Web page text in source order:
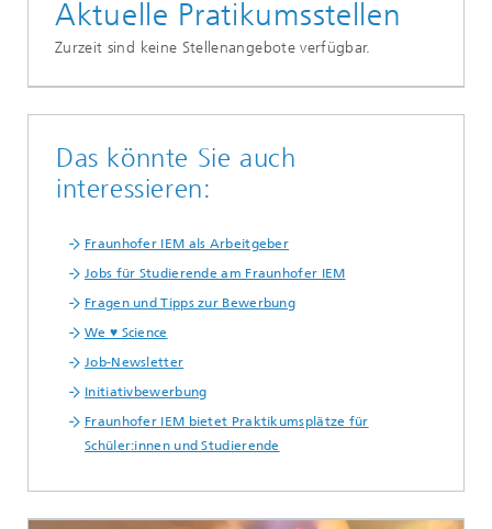
Aktuelle Pratikumsstellen
Zurzeit sind keine Stellenangebote verfügbar.
Das könnte Sie auch
interessieren:
Fraunhofer IEM als Arbeitgeber
Jobs für Studierende am Fraunhofer IEM
Fragen und Tipps zur Bewerbung
We ♥ Science
Job-Newsletter
Initiativbewerbung
Fraunhofer IEM bietet Praktikumsplätze für
Schüler:innen und Studierende